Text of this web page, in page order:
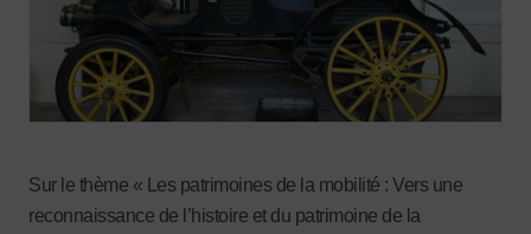
Sur le thème « Les patrimoines de la mobilité : Vers une
reconnaissance de l’histoire et du patrimoine de la